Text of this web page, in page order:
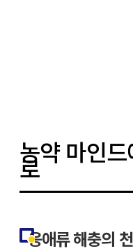
농약 마인
로
응애류 해충의